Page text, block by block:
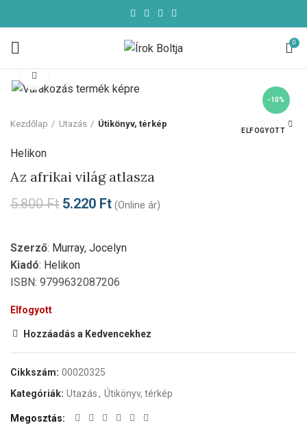
0
-10%
ELFOGYOTT
Kezdőlap Utazás Útikönyv, térkép
Helikon
Az afrikai világ atlasza
5.800Ft 5.220 Ft (Online ár)
Szerző: Murray, Jocelyn
Kiadó: Helikon
ISBN: 9799632087206
Elfogyott
Hozzáadás a Kedvencekhez
Cikkszám: 00020325
Kategóriák: Utazás, Útikönyv, térkép
Megosztás